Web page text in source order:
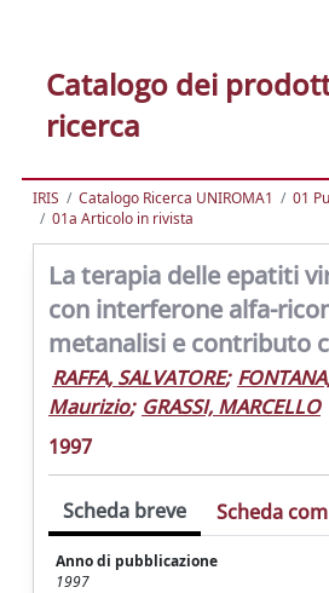
Catalogo dei
ricerca
IRIS Catalogo Ricerca UNIROMA1
01
01a Articolo in rivista
La terapia delle epatiti
con interferone alfa-
metanalisi e contributo
RAFFA, SALVATORE;
Maurizio; GRASSI, MARCELLO
1997
Scheda breve Scheda
Anno di pubblicazione
1997